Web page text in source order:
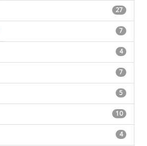
27
7
4
7
5
10
4